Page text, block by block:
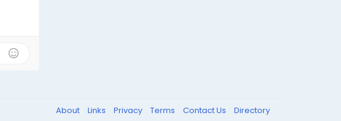
About Links Privacy Terms Contact Us Directory